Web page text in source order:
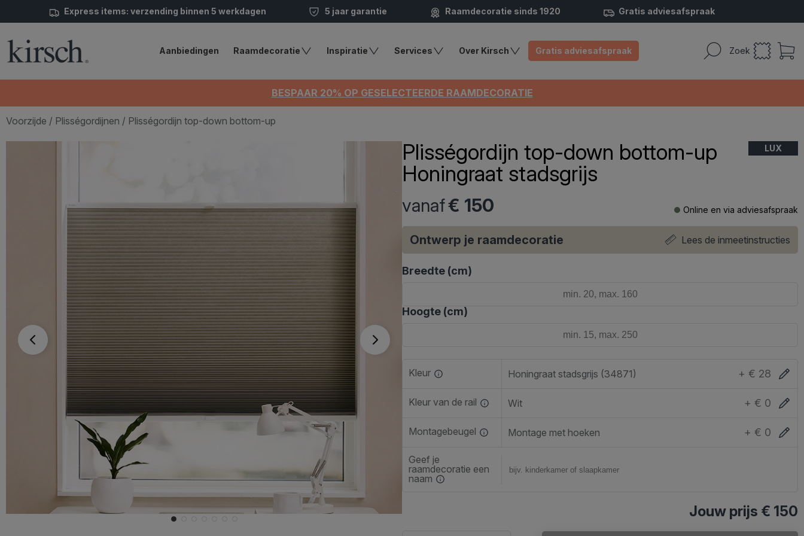
Express items: verzending binnen 5 werkdagen 5 jaar garantie Raamdecoratie sinds 1920 Gratis adviesafspraak
Zoek
Aanbiedingen Raamdecoratie Inspiratie Services Over Kirsch Gratis adviesafspraak
BESPAAR 20% OP GESELECTEERDE RAAMDECORATIE
Voorzijde / Plisségordijnen / Plisségordijn top-down bottom-up
Plisségordijn top-down bottom-up
Honingraat stadsgrijs
LUX
vanaf€ 150 Online en via adviesafspraak
Ontwerp je raamdecoratie Lees de inmeetinstructies
Breedte (cm)
Hoogte (cm)
Kleur Honingraat stadsgrijs (34871) + € 28
Kleur van de rail Wit + € 0
Montagebeugel Montage met hoeken + € 0
Geef je
raamdecoratie een
naam
Jouw prijs € 150